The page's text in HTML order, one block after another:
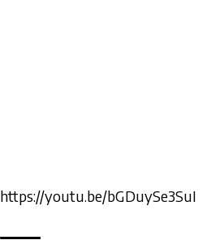
https://youtu.be/bGDuySe3SuI